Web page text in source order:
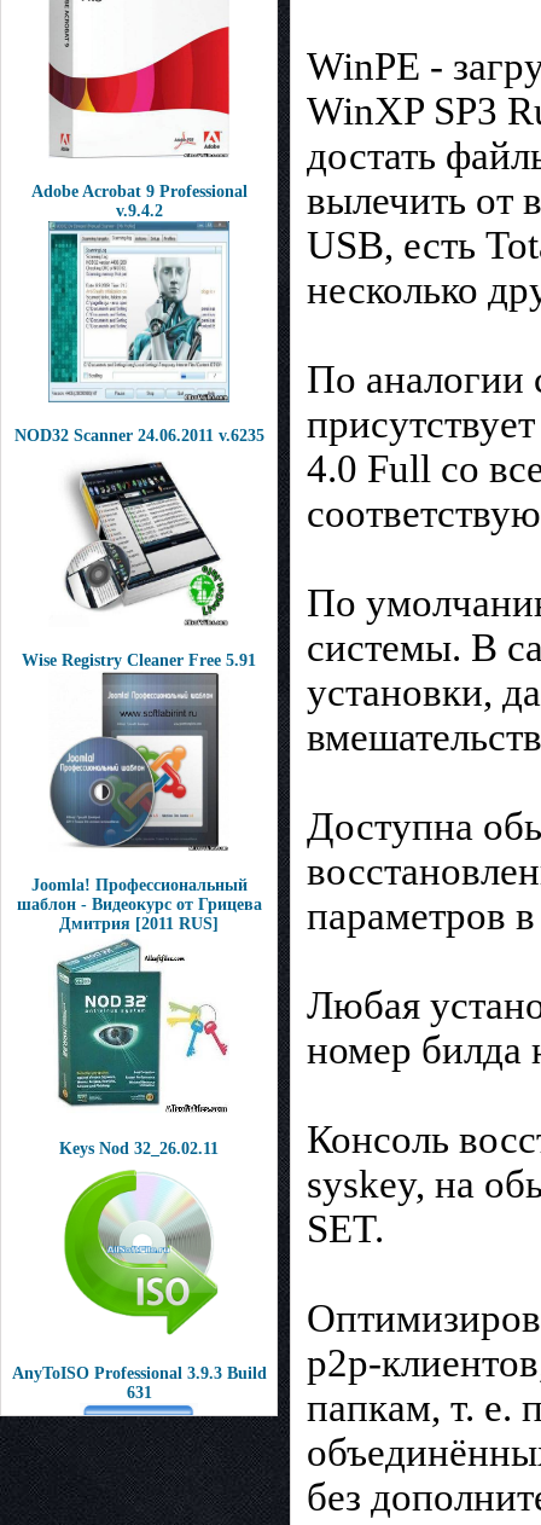
Adobe Acrobat 9 Professional
v.9.4.2
NOD32 Scanner 24.06.2011 v.6235
Wise Registry Cleaner Free 5.91
Joomla! Профессиональный
шаблон - Видеокурс от Грицева
Дмитрия [2011 RUS]
Keys Nod 32_26.02.11
AnyToISO Professional 3.9.3 Build
631
WinPE -
WinXP SP3
достать
вылечить от
USВ, есть
несколько
По аналогии
4.0 Full со
По
системы. В
установки,
Доступна
параметров
Любая
номер билда
Консоль
syskey, на
SET.
p2p-
папкам, т. е.
без